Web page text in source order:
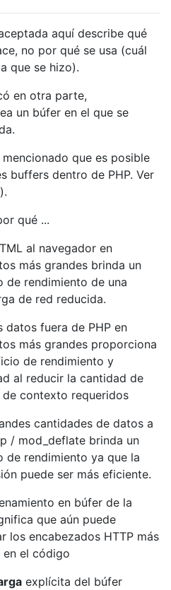
aquí describe qué
no por qué se usa (cuál
que se hizo).
en otra parte,
un búfer en el que se
mencionado que es posible
buffers dentro de PHP. Ver
qué ...
al navegador en
más grandes brinda un
de rendimiento de una
de red reducida.
datos fuera de PHP en
más grandes proporciona
de rendimiento y
al reducir la cantidad de
contexto requeridos
cantidades de datos a
/ mod_deflate brinda un
de rendimiento ya que la
puede ser más eficiente.
en búfer de la
que aún puede
los encabezados HTTP más
en el código
explícita del búfer